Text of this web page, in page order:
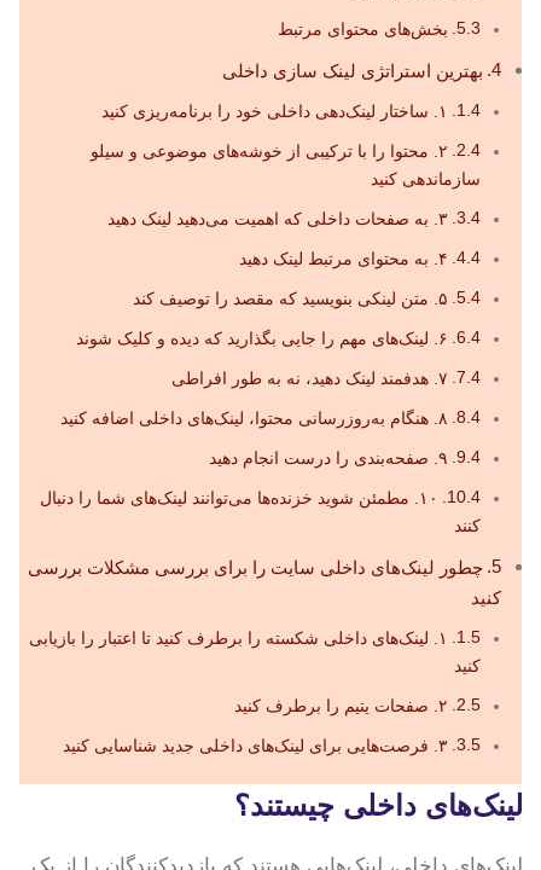
بخش‌های محتوای مرتبط
بهترین استراتژی لینک سازی داخلی
۱. ساختار لینک‌دهی داخلی خود را برنامه‌ریزی کنید
۲. محتوا را با ترکیبی از خوشه‌های موضوعی و سیلو
سازماندهی کنید
۳. به صفحات داخلی که اهمیت می‌دهید لینک دهید
۴. به محتوای مرتبط لینک دهید
۵. متن لینکی بنویسید که مقصد را توصیف کند
۶. لینک‌های مهم را جایی بگذارید که دیده و کلیک شوند
۷. هدفمند لینک دهید، نه به طور افراطی
۸. هنگام به‌روزرسانی محتوا، لینک‌های داخلی اضافه کنید
۹. صفحه‌بندی را درست انجام دهید
۱۰. مطمئن شوید خزنده‌ها می‌توانند لینک‌های شما را دنبال
کنند
چطور لینک‌های داخلی سایت را برای بررسی مشکلات بررسی
کنید
۱. لینک‌های داخلی شکسته را برطرف کنید تا اعتبار را بازیابی
کنید
۲. صفحات یتیم را برطرف کنید
۳. فرصت‌هایی برای لینک‌های داخلی جدید شناسایی کنید
لینک‌های داخلی چیستند؟